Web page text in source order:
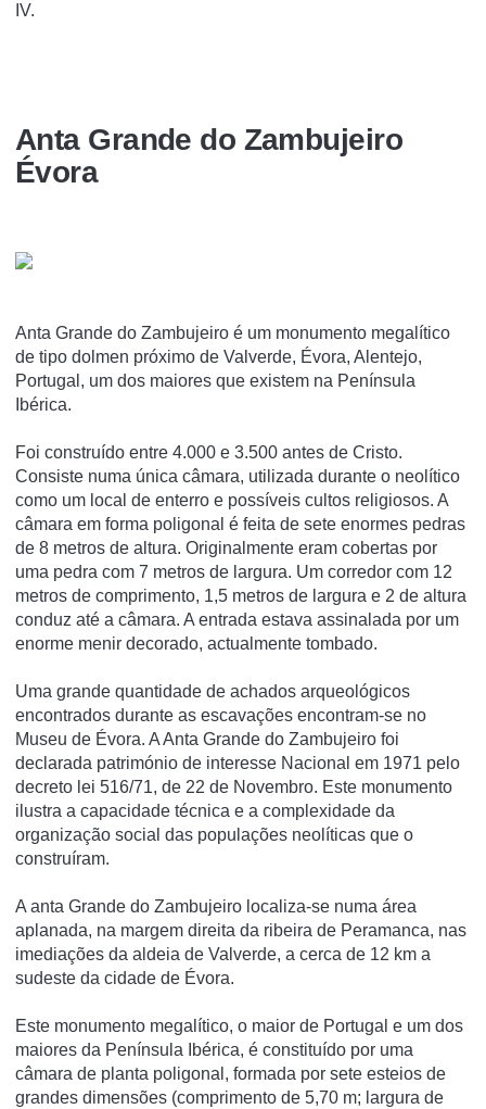
IV.
Anta Grande do Zambujeiro
Évora
Anta Grande do Zambujeiro é um monumento megalí­tico
de tipo dolmen próximo de Valverde, Évora, Alentejo,
Portugal, um dos maiores que existem na Pení­nsula
Ibérica.
Foi construí­do entre 4.000 e 3.500 antes de Cristo.
Consiste numa única câmara, utilizada durante o neolí­tico
como um local de enterro e possí­veis cultos religiosos. A
câmara em forma poligonal é feita de sete enormes pedras
de 8 metros de altura. Originalmente eram cobertas por
uma pedra com 7 metros de largura. Um corredor com 12
metros de comprimento, 1,5 metros de largura e 2 de altura
conduz até a câmara. A entrada estava assinalada por um
enorme menir decorado, actualmente tombado.
Uma grande quantidade de achados arqueológicos
encontrados durante as escavações encontram-se no
Museu de Évora. A Anta Grande do Zambujeiro foi
declarada património de interesse Nacional em 1971 pelo
decreto lei 516/71, de 22 de Novembro. Este monumento
ilustra a capacidade técnica e a complexidade da
organização social das populações neolí­ticas que o
construí­ram.
A anta Grande do Zambujeiro localiza-se numa área
aplanada, na margem direita da ribeira de Peramanca, nas
imediações da aldeia de Valverde, a cerca de 12 km a
sudeste da cidade de Évora.
Este monumento megalítico, o maior de Portugal e um dos
maiores da Península Ibérica, é constituído por uma
câmara de planta poligonal, formada por sete esteios de
grandes dimensões (comprimento de 5,70 m; largura de